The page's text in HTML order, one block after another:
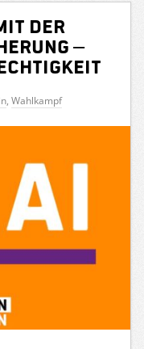
der
–
, Wahlkampf